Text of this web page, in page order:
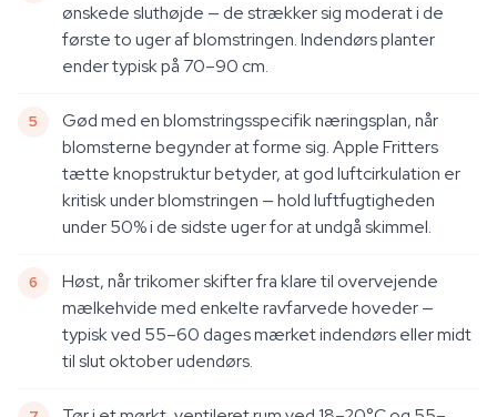
ønskede sluthøjde — de strækker sig moderat i de
første to uger af blomstringen. Indendørs planter
ender typisk på 70–90 cm.
Gød med en blomstringsspecifik næringsplan, når
blomsterne begynder at forme sig. Apple Fritters
tætte knopstruktur betyder, at god luftcirkulation er
kritisk under blomstringen — hold luftfugtigheden
under 50% i de sidste uger for at undgå skimmel.
Høst, når trikomer skifter fra klare til overvejende
mælkehvide med enkelte ravfarvede hoveder —
typisk ved 55–60 dages mærket indendørs eller midt
til slut oktober udendørs.